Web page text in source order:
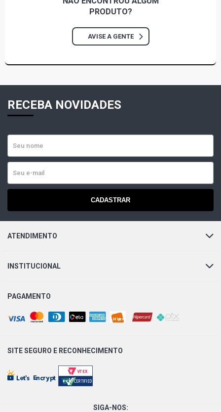
PRODUTO?
AVISE A GENTE
RECEBA NOVIDADES
CADASTRAR
ATENDIMENTO
INSTITUCIONAL
PAGAMENTO
SITE SEGURO E RECONHECIMENTO
SIGA-NOS: